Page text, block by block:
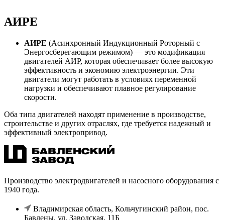
АИРЕ
АИРЕ (Асинхронный Индукционный Роторный с
Энергосберегающим режимом) — это модификация
двигателей АИР, которая обеспечивает более высокую
эффективность и экономию электроэнергии. Эти
двигатели могут работать в условиях переменной
нагрузки и обеспечивают плавное регулирование
скорости.
Оба типа двигателей находят применение в производстве,
строительстве и других отраслях, где требуется надежный и
эффективный электропривод.
Производство электродвигателей и насосного оборудования с
1940 года.
Владимирская область, Кольчугинский район, пос.
Бавлены, ул. Заводская, 11Б